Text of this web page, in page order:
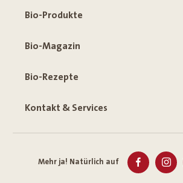
Bio-Produkte
Bio-Magazin
Bio-Rezepte
Kontakt & Services
Mehr ja! Natürlich auf